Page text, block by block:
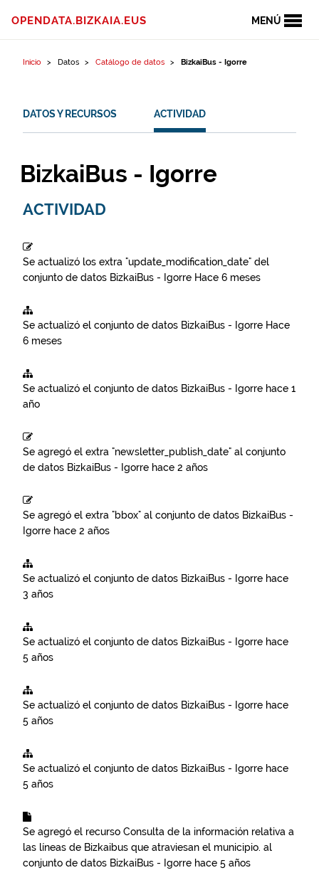
MENÚ
OPENDATA.BIZKAIA.EUS
Inicio Datos Catálogo de datos BizkaiBus - Igorre
DATOS Y RECURSOS ACTIVIDAD
BizkaiBus - Igorre
ACTIVIDAD
Se actualizó los extra "update_modification_date" del
conjunto de datos BizkaiBus - Igorre Hace 6 meses
Se actualizó el conjunto de datos BizkaiBus - Igorre Hace
6 meses
Se actualizó el conjunto de datos BizkaiBus - Igorre hace 1
año
Se agregó el extra "newsletter_publish_date" al conjunto
de datos BizkaiBus - Igorre hace 2 años
Se agregó el extra "bbox" al conjunto de datos BizkaiBus -
Igorre hace 2 años
Se actualizó el conjunto de datos BizkaiBus - Igorre hace
3 años
Se actualizó el conjunto de datos BizkaiBus - Igorre hace
5 años
Se actualizó el conjunto de datos BizkaiBus - Igorre hace
5 años
Se actualizó el conjunto de datos BizkaiBus - Igorre hace
5 años
Se agregó el recurso Consulta de la información relativa a
las líneas de Bizkaibus que atraviesan el municipio. al
conjunto de datos BizkaiBus - Igorre hace 5 años